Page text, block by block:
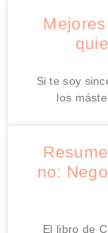
Si te soy
los
no:
El libro de